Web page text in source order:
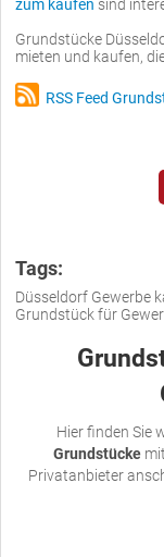
zum kaufen sind
Grundstücke
mieten und kaufen,
RSS Feed
Tags:
Düsseldorf Gewerbe
Grundstück für
Hier finden Sie
Grundstücke
Privatanbieter